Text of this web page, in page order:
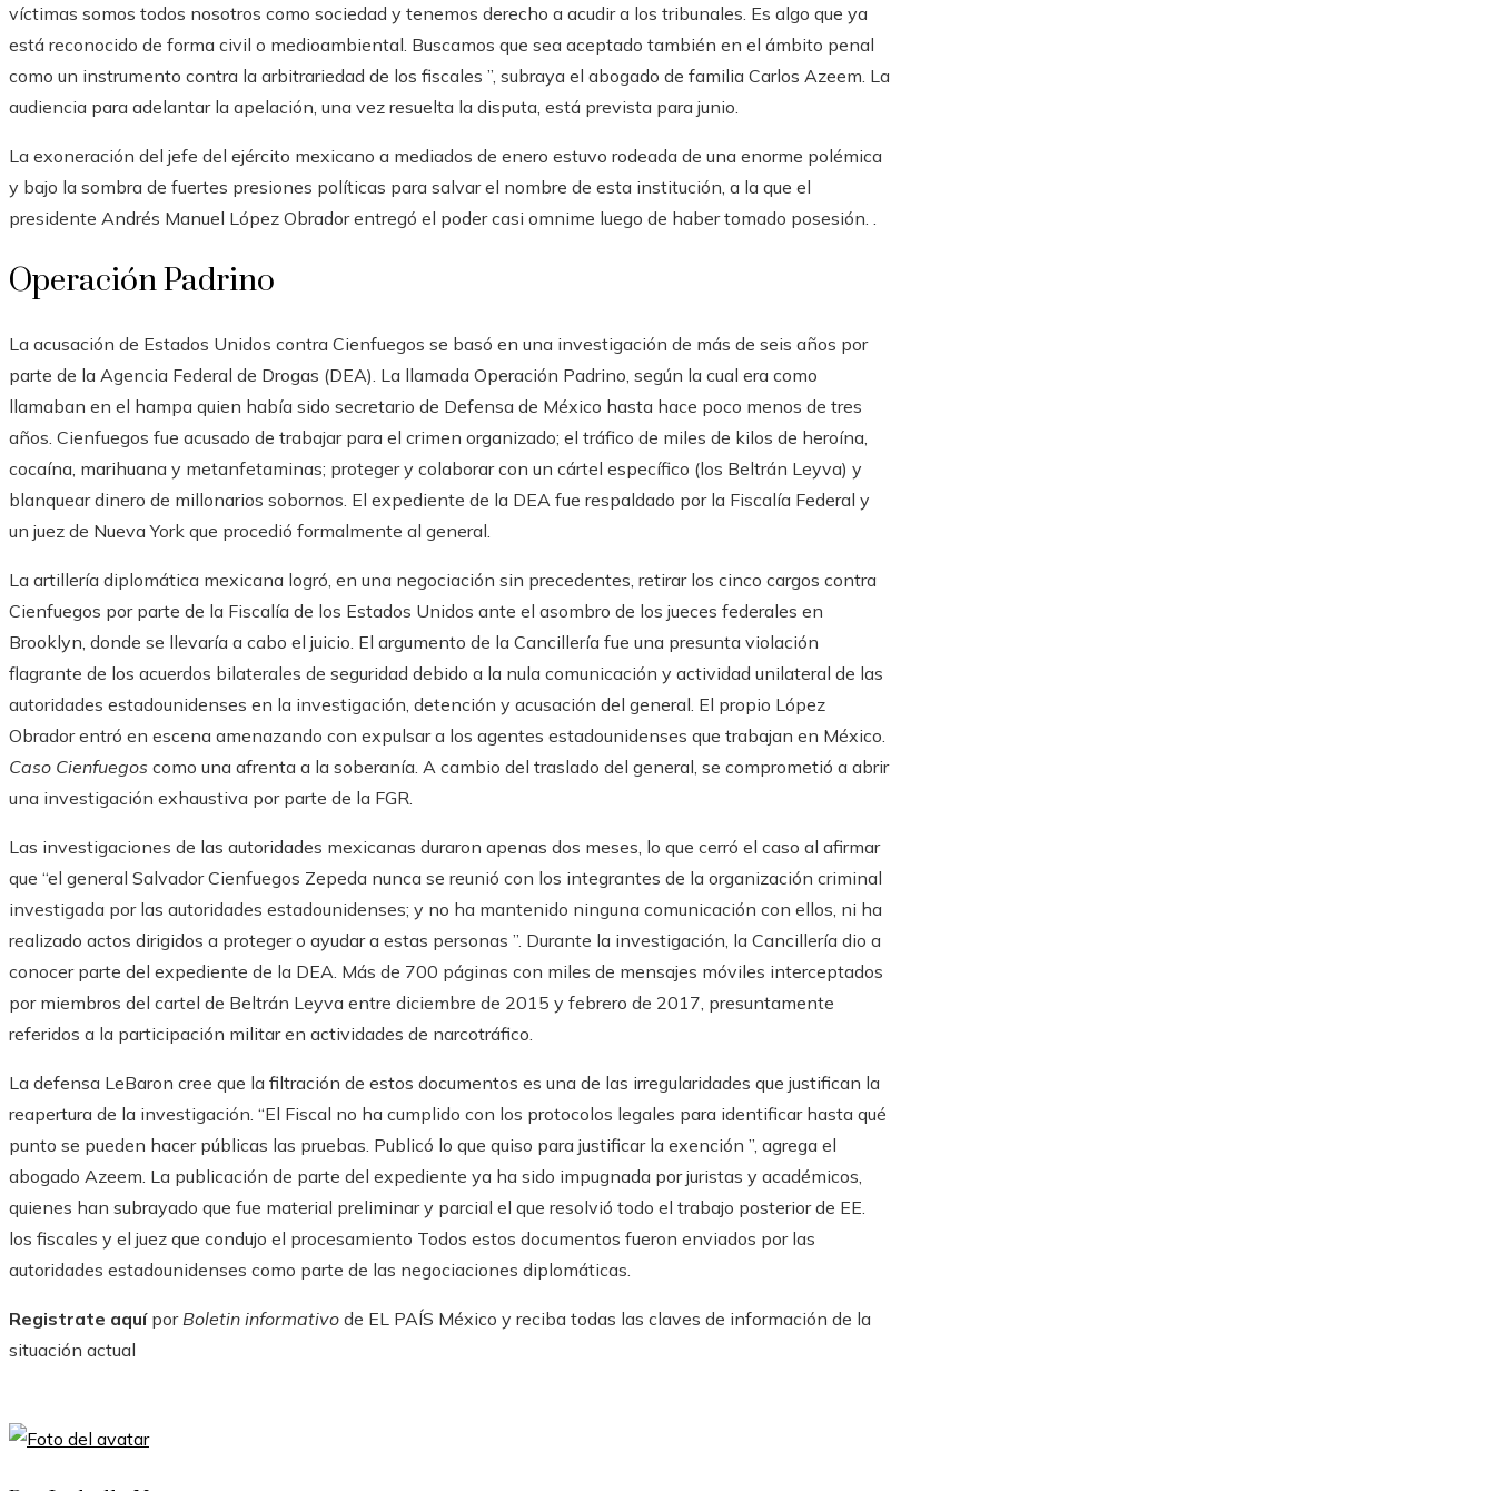
víctimas somos todos nosotros como sociedad y tenemos derecho a acudir a los tribunales. Es algo que ya
está reconocido de forma civil o medioambiental. Buscamos que sea aceptado también en el ámbito penal
como un instrumento contra la arbitrariedad de los fiscales ”, subraya el abogado de familia Carlos Azeem. La
audiencia para adelantar la apelación, una vez resuelta la disputa, está prevista para junio.
La exoneración del jefe del ejército mexicano a mediados de enero estuvo rodeada de una enorme polémica
y bajo la sombra de fuertes presiones políticas para salvar el nombre de esta institución, a la que el
presidente Andrés Manuel López Obrador entregó el poder casi omnime luego de haber tomado posesión. .
Operación Padrino
La acusación de Estados Unidos contra Cienfuegos se basó en una investigación de más de seis años por
parte de la Agencia Federal de Drogas (DEA). La llamada Operación Padrino, según la cual era como
llamaban en el hampa quien había sido secretario de Defensa de México hasta hace poco menos de tres
años. Cienfuegos fue acusado de trabajar para el crimen organizado; el tráfico de miles de kilos de heroína,
cocaína, marihuana y metanfetaminas; proteger y colaborar con un cártel específico (los Beltrán Leyva) y
blanquear dinero de millonarios sobornos. El expediente de la DEA fue respaldado por la Fiscalía Federal y
un juez de Nueva York que procedió formalmente al general.
La artillería diplomática mexicana logró, en una negociación sin precedentes, retirar los cinco cargos contra
Cienfuegos por parte de la Fiscalía de los Estados Unidos ante el asombro de los jueces federales en
Brooklyn, donde se llevaría a cabo el juicio. El argumento de la Cancillería fue una presunta violación
flagrante de los acuerdos bilaterales de seguridad debido a la nula comunicación y actividad unilateral de las
autoridades estadounidenses en la investigación, detención y acusación del general. El propio López
Obrador entró en escena amenazando con expulsar a los agentes estadounidenses que trabajan en México.
Caso Cienfuegos como una afrenta a la soberanía. A cambio del traslado del general, se comprometió a abrir
una investigación exhaustiva por parte de la FGR.
Las investigaciones de las autoridades mexicanas duraron apenas dos meses, lo que cerró el caso al afirmar
que “el general Salvador Cienfuegos Zepeda nunca se reunió con los integrantes de la organización criminal
investigada por las autoridades estadounidenses; y no ha mantenido ninguna comunicación con ellos, ni ha
realizado actos dirigidos a proteger o ayudar a estas personas ”. Durante la investigación, la Cancillería dio a
conocer parte del expediente de la DEA. Más de 700 páginas con miles de mensajes móviles interceptados
por miembros del cartel de Beltrán Leyva entre diciembre de 2015 y febrero de 2017, presuntamente
referidos a la participación militar en actividades de narcotráfico.
La defensa LeBaron cree que la filtración de estos documentos es una de las irregularidades que justifican la
reapertura de la investigación. “El Fiscal no ha cumplido con los protocolos legales para identificar hasta qué
punto se pueden hacer públicas las pruebas. Publicó lo que quiso para justificar la exención ”, agrega el
abogado Azeem. La publicación de parte del expediente ya ha sido impugnada por juristas y académicos,
quienes han subrayado que fue material preliminar y parcial el que resolvió todo el trabajo posterior de EE.
los fiscales y el juez que condujo el procesamiento Todos estos documentos fueron enviados por las
autoridades estadounidenses como parte de las negociaciones diplomáticas.
Registrate aquí por Boletin informativo de EL PAÍS México y reciba todas las claves de información de la
situación actual